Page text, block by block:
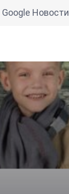
Google Новости